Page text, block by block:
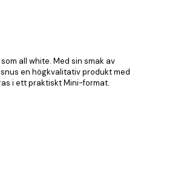
all white. Med sin smak av
en högkvalitativ produkt med
i ett praktiskt Mini-format.